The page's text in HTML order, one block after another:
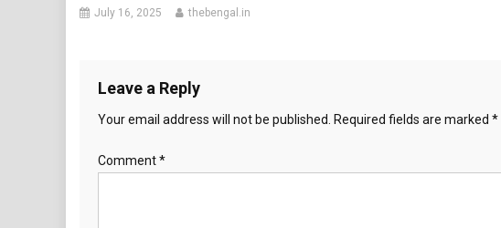
July 16, 2025 thebengal.in
Leave a Reply
Your email address will not be published. Required fields are marked *
Comment*